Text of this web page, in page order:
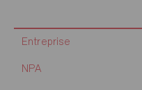
Entreprise
NPA